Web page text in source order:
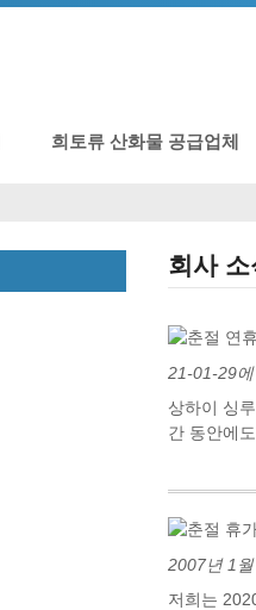
희토류 산화물 공급업체
회사 소
21-01-29
상하이 싱
간 동안에
2007년 1
저희는